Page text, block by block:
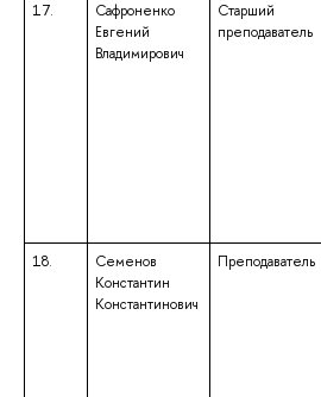
17.
Сафроненко
Евгений
Владимирович
Старший
преподаватель
18.
Семенов
Константин
Константинович
Преподаватель